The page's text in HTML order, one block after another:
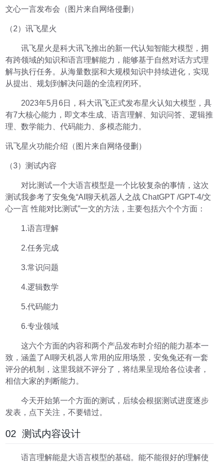
文心一言发布会（图片来自网络侵删）
（2）讯飞星火
讯飞星火是科大讯飞推出的新一代认知智能大模型，拥
有跨领域的知识和语言理解能力，能够基于自然对话方式理
解与执行任务。从海量数据和大规模知识中持续进化，实现
从提出、规划到解决问题的全流程闭环。
2023年5月6日，科大讯飞正式发布星火认知大模型，具
有7大核心能力，即文本生成、语言理解、知识问答、逻辑推
理、数学能力、代码能力、多模态能力。
讯飞星火功能介绍（图片来自网络侵删）
（3）测试内容
对比测试一个大语言模型是一个比较复杂的事情，这次
测试我参考了安兔兔“AI聊天机器人之战 ChatGPT /GPT-4/文
心一言 性能对比测试”一文的方法，主要包括六个个方面：
1.语言理解
2.任务完成
3.常识问题
4.逻辑数学
5.代码能力
6.专业领域
这六个方面的内容和两个产品发布时介绍的能力基本一
致，涵盖了AI聊天机器人常用的应用场景，安兔兔还有一套
评分的机制，这里我就不评分了，将结果呈现给各位读者，
相信大家的判断能力。
今天开始第一个方面的测试，后续会根据测试进度逐步
发表，点下关注，不要错过。
02 测试内容设计
语言理解能是大语言模型的基础。能不能很好的理解使